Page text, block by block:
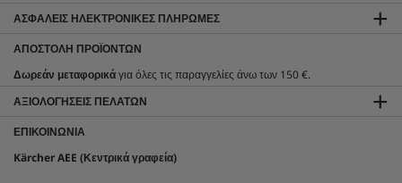
ΑΣΦΑΛΕΊΣ ΗΛΕΚΤΡΟΝΙΚΈΣ ΠΛΗΡΩΜΈΣ
ΑΠΟΣΤΟΛΉ ΠΡΟΪΌΝΤΩΝ
Δωρεάν μεταφορικάγια όλες τις παραγγελίες άνω των 150 €.
ΑΞΙΟΛΟΓΉΣΕΙΣ ΠΕΛΑΤΏΝ
ΕΠΙΚΟΙΝΩΝΊΑ
Kärcher AEE (Κεντρικά γραφεία)